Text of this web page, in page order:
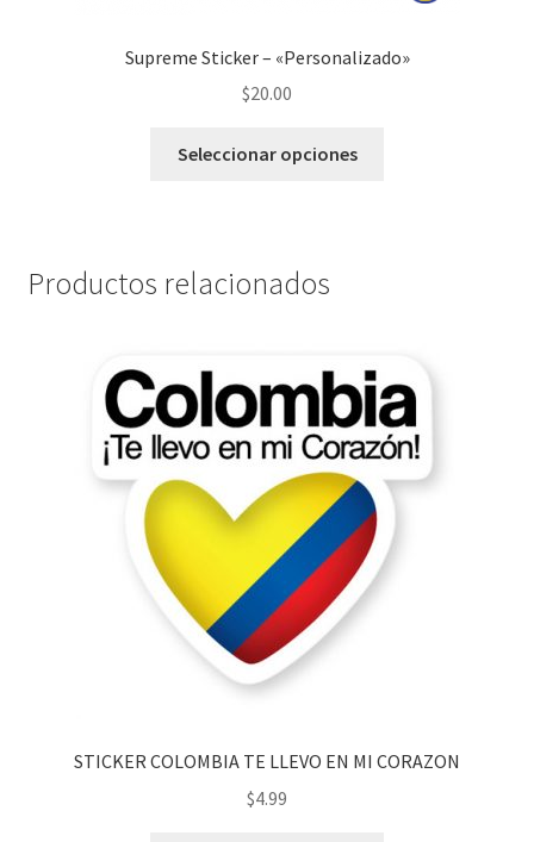
Supreme Sticker – «Personalizado»
$20.00
Seleccionar opciones
Productos relacionados
STICKER COLOMBIA TE LLEVO EN MI CORAZON
$4.99